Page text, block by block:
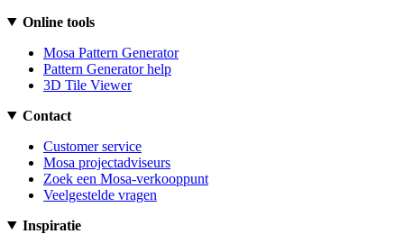
Online tools
Mosa Pattern Generator
Pattern Generator help
3D Tile Viewer
Contact
Customer service
Mosa projectadviseurs
Zoek een Mosa-verkooppunt
Veelgestelde vragen
Inspiratie